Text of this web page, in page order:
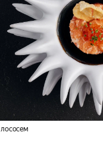
лососем